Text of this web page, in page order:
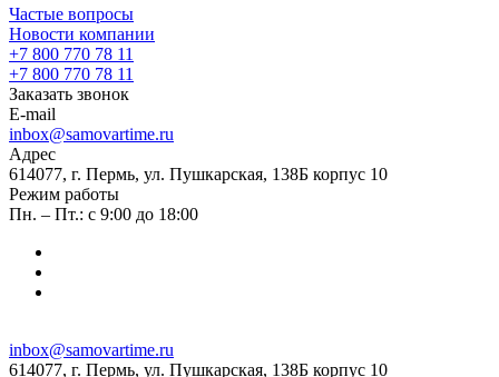
Частые вопросы
Новости компании
+7 800 770 78 11
+7 800 770 78 11
Заказать звонок
E-mail
inbox@samovartime.ru
Адрес
614077, г. Пермь, ул. Пушкарская, 138Б корпус 10
Режим работы
Пн. – Пт.: с 9:00 до 18:00
inbox@samovartime.ru
614077, г. Пермь, ул. Пушкарская, 138Б корпус 10